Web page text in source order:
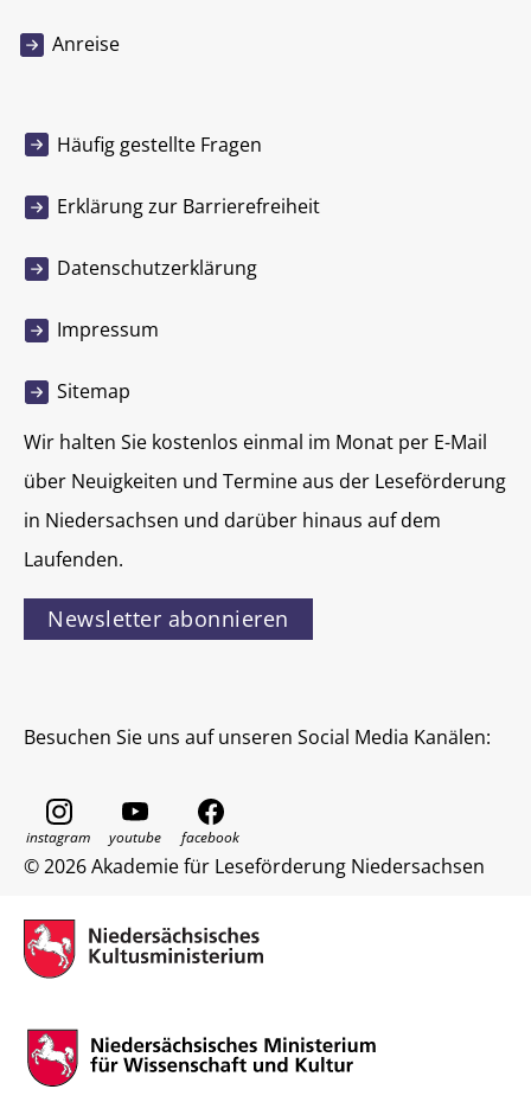
Anreise
Häufig gestellte Fragen
Erklärung zur Barrierefreiheit
Datenschutzerklärung
Impressum
Sitemap
Wir halten Sie kostenlos einmal im Monat per E-Mail
über Neuigkeiten und Termine aus der Leseförderung
in Niedersachsen und darüber hinaus auf dem
Laufenden.
Newsletter abonnieren
Besuchen Sie uns auf unseren Social Media Kanälen:
© 2026 Akademie für Leseförderung Niedersachsen